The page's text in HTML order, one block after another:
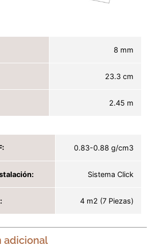
8 mm
23.3 cm
2.45 m
0.83-0.88 g/cm3
Sistema Click
4 m2 (7 Piezas)
adicional